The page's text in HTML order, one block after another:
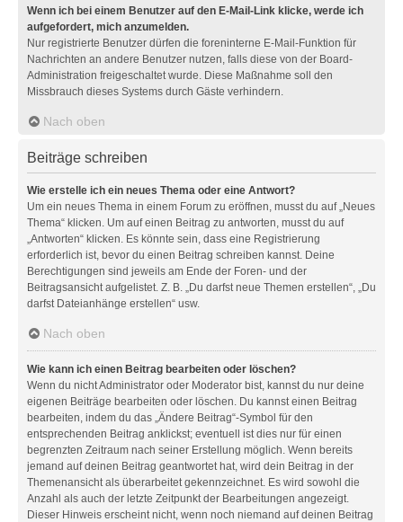
Wenn ich bei einem Benutzer auf den E-Mail-Link klicke, werde ich
aufgefordert, mich anzumelden.
Nur registrierte Benutzer dürfen die foreninterne E-Mail-Funktion für
Nachrichten an andere Benutzer nutzen, falls diese von der Board-
Administration freigeschaltet wurde. Diese Maßnahme soll den
Missbrauch dieses Systems durch Gäste verhindern.
Nach oben
Beiträge schreiben
Wie erstelle ich ein neues Thema oder eine Antwort?
Um ein neues Thema in einem Forum zu eröffnen, musst du auf „Neues
Thema“ klicken. Um auf einen Beitrag zu antworten, musst du auf
„Antworten“ klicken. Es könnte sein, dass eine Registrierung
erforderlich ist, bevor du einen Beitrag schreiben kannst. Deine
Berechtigungen sind jeweils am Ende der Foren- und der
Beitragsansicht aufgelistet. Z. B. „Du darfst neue Themen erstellen“, „Du
darfst Dateianhänge erstellen“ usw.
Nach oben
Wie kann ich einen Beitrag bearbeiten oder löschen?
Wenn du nicht Administrator oder Moderator bist, kannst du nur deine
eigenen Beiträge bearbeiten oder löschen. Du kannst einen Beitrag
bearbeiten, indem du das „Ändere Beitrag“-Symbol für den
entsprechenden Beitrag anklickst; eventuell ist dies nur für einen
begrenzten Zeitraum nach seiner Erstellung möglich. Wenn bereits
jemand auf deinen Beitrag geantwortet hat, wird dein Beitrag in der
Themenansicht als überarbeitet gekennzeichnet. Es wird sowohl die
Anzahl als auch der letzte Zeitpunkt der Bearbeitungen angezeigt.
Dieser Hinweis erscheint nicht, wenn noch niemand auf deinen Beitrag